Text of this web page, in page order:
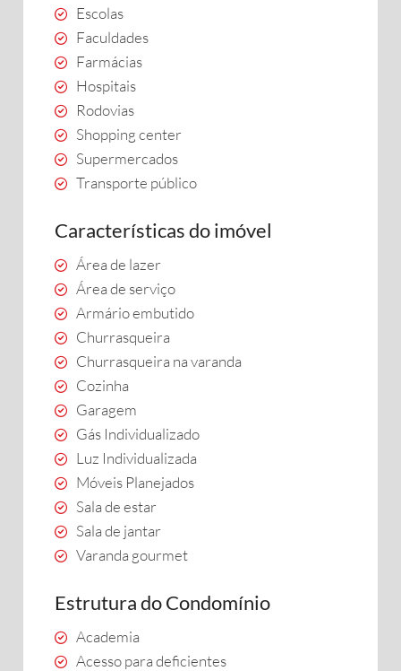
Escolas
Faculdades
Farmácias
Hospitais
Rodovias
Shopping center
Supermercados
Transporte público
Características do imóvel
Área de lazer
Área de serviço
Armário embutido
Churrasqueira
Churrasqueira na varanda
Cozinha
Garagem
Gás Individualizado
Luz Individualizada
Móveis Planejados
Sala de estar
Sala de jantar
Varanda gourmet
Estrutura do Condomínio
Academia
Acesso para deficientes